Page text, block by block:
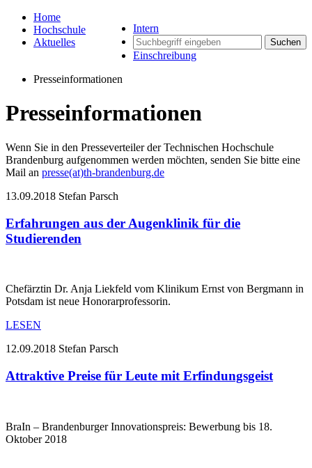
Intern
Suchen
Einschreibung
Home
Hochschule
Aktuelles
Presseinformationen
Presseinformationen
Wenn Sie in den Presseverteiler der Technischen Hochschule
Brandenburg aufgenommen werden möchten, senden Sie bitte eine
Mail an presse(at)th-brandenburg.de
13.09.2018 Stefan Parsch
Erfahrungen aus der Augenklinik für die
Studierenden
Chefärztin Dr. Anja Liekfeld vom Klinikum Ernst von Bergmann in
Potsdam ist neue Honorarprofessorin.
LESEN
12.09.2018 Stefan Parsch
Attraktive Preise für Leute mit Erfindungsgeist
BraIn – Brandenburger Innovationspreis: Bewerbung bis 18.
Oktober 2018